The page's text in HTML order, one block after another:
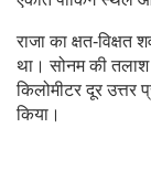
राजा का क्षत-
था। सोनम की
किलोमीटर दूर
किया।